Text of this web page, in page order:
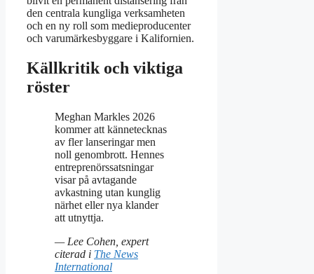
den centrala kungliga verksamheten
och en ny roll som medieproducenter
och varumärkesbyggare i Kalifornien.
Källkritik och viktiga
röster
Meghan Markles 2026
kommer att kännetecknas
av fler lanseringar men
noll genombrott. Hennes
entreprenörssatsningar
visar på avtagande
avkastning utan kunglig
närhet eller nya klander
att utnyttja.
— Lee Cohen, expert
citerad i The News
International